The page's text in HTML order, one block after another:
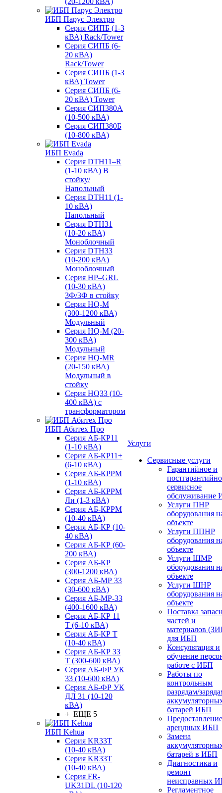
ИБП Парус Электро
Серия СИПБ (1-3
кВА) Rack/Tower
Серия СИПБ (6-
20 кВА)
Rack/Tower
Серия СИПБ (1-3
кВА) Tower
Серия СИПБ (6-
20 кВА) Tower
Серия СИП380А
(10-500 кВА)
Серия СИП380Б
(10-800 кВА)
ИБП Evada
Серия DTH11–R
(1-10 кВА) В
стойку/
Напольный
Серия DTH11 (1-
10 кВА)
Напольный
Серия DTH31
(10-20 кВА)
Моноблочный
Серия DTH33
(10-200 кВА)
Моноблочный
Серия HP–GRL
(10-30 кВА)
3Ф/3Ф в стойку
Серия HQ-M
(300-1200 кВА)
Модульный
Серия HQ-M (20-
300 кВА)
Модульный
Серия HQ-MR
(20-150 кВА)
Модульный в
стойку
Серия HQ33 (10-
400 кВА) с
трансформатором
ИБП Абитех Про
Серия АБ-КР11
(1-10 кВА)
Серия АБ-КР11+
(6-10 кВА)
Серия АБ-КРРМ
(1-10 кВА)
Серия АБ-КРРМ
Ли (1-3 кВА)
Серия АБ-КРРМ
(10-40 кВА)
Серия АБ-КР (10-
40 кВА)
Серия АБ-КР (60-
200 кВА)
Серия АБ-КР
(300-1200 кВА)
Серия АБ-МР 33
(30-600 кВА)
Серия АБ-МР-33
(400-1600 кВА)
Серия АБ-КР 11
Т (6-10 кВА)
Серия АБ-КР Т
(10-40 кВА)
Серия АБ-КР 33
Т (300-600 кВА)
Серия АБ-ФР УК
33 (10-600 кВА)
Серия АБ-ФР УК
ДЛ 31 (10-120
кВА)
+ ЕЩЕ 5
ИБП Kehua
Серия KR33T
(10-40 кВА)
Серия KR33T
(10-40 кВА)
Серия FR-
UK31DL (10-120
Услуги
Сервисные услуги
Гарантийное и
сервисное
обслуживание
Услуги ПНР
оборудования
объекте
Услуги ППНР
оборудования
объекте
Услуги ШМР
оборудования
объекте
Услуги ШНР
оборудования
объекте
Поставка
частей и
материалов
для ИБП
Консультация и
обучение
работе с ИБП
Работы по
контрольным
разрядам/
батарей ИБП
Предоставление
арендных ИБП
Замена
батарей в ИБП
Диагностика и
ремонт
неисправных
Регламентное